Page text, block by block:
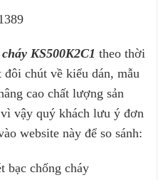
KS500K2C1 theo thời
đôi chút về kiểu dán, mẫu
cao chất lượng sản
vậy quý khách lưu ý đơn
website này để so sánh:
bạc chống cháy